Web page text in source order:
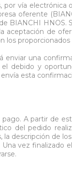
por vía
oferente
HNOS.
aceptación de
los
una
debido y
esta
A partir de
del pedido
descripción de
vez